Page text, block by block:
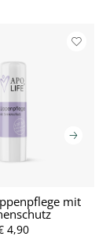
mit
4,90
P